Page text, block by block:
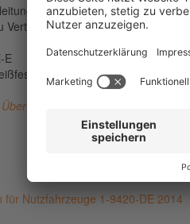
Verteiler
E
Synthesefaser
Überwurfschrauben 410-612-MS
Nutzfahrzeuge 1-9420-DE 2014